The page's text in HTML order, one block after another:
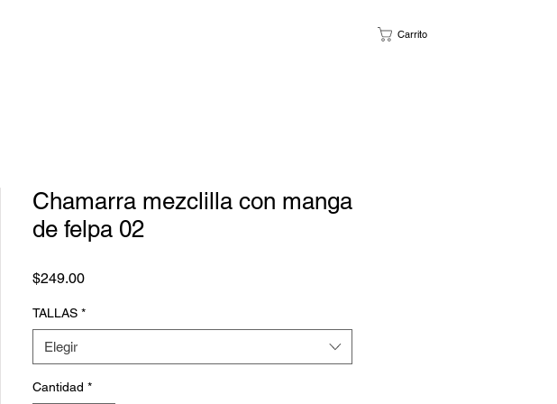
Carrito
Chamarra mezclilla con manga
de felpa 02
$249.00Precio
TALLAS *
Elegir
Cantidad *